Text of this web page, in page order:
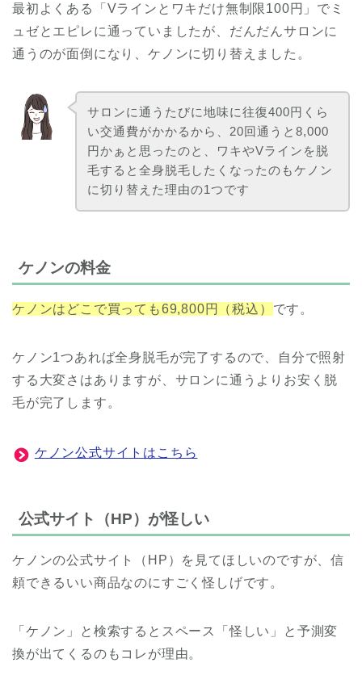
最初よくある「Vラインとワキだけ無制限100円」でミ
ュゼとエピレに通っていましたが、だんだんサロンに
通うのが面倒になり、ケノンに切り替えました。
サロンに通うたびに地味に往復400円くら
い交通費がかかるから、20回通うと8,000
円かぁと思ったのと、ワキやVラインを脱
毛すると全身脱毛したくなったのもケノン
に切り替えた理由の1つです
ケノンの料金
ケノンはどこで買っても69,800円（税込） です。
ケノン1つあれば全身脱毛が完了するので、自分で照射
する大変さはありますが、サロンに通うよりお安く脱
毛が完了します。
ケノン公式サイトはこちら
公式サイト（HP）が怪しい
ケノンの公式サイト（HP）を見てほしいのですが、信
頼できるいい商品なのにすごく怪しげです。
「ケノン」と検索するとスペース「怪しい」と予測変
換が出てくるのもコレが理由。